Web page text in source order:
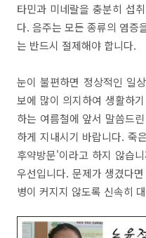
타민과 미네랄을 충분히 섭
다. 음주는 모든 종류의 염증
는 반드시 절제해야 합니다.
눈이 불편하면 정상적인 일
보에 많이 의지하여 생활하
하는 여름철에 앞서 말씀드
하게 지내시기 바랍니다. 죽
후약방문'이라고 하지 않습
우선입니다. 문제가 생겼다
병이 커지지 않도록 신속히